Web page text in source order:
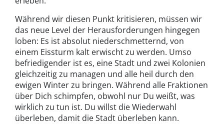
Während wir diesen Punkt kritisieren, müssen wir
das neue Level der Herausforderungen hingegen
loben: Es ist absolut niederschmetternd, von
einem Eissturm kalt erwischt zu werden. Umso
befriedigender ist es, eine Stadt und zwei Kolonien
gleichzeitig zu managen und alle heil durch den
ewigen Winter zu bringen. Während alle Fraktionen
über Dich schimpfen, obwohl nur Du weißt, was
wirklich zu tun ist. Du willst die Wiederwahl
überleben, damit die Stadt überleben kann.